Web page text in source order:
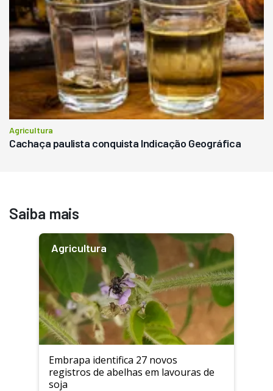
Agricultura
Cachaça paulista conquista Indicação Geográfica
Saiba mais
Agricultura
Embrapa identifica 27 novos
registros de abelhas em lavouras de
soja